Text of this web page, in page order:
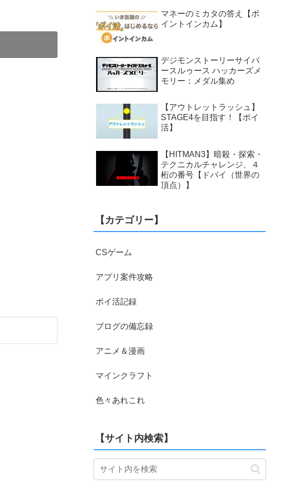
マネーのミカタの答え【ポ
イントインカム】
デジモンストーリーサイバ
ースルゥース ハッカーズメ
モリー：メダル集め
【アウトレットラッシュ】
STAGE4を目指す！【ポイ
活】
【HITMAN3】暗殺・探索・
テクニカルチャレンジ、４
桁の番号【ドバイ（世界の
頂点）】
【カテゴリー】
CSゲーム
アプリ案件攻略
ポイ活記録
ブログの備忘録
アニメ＆漫画
マインクラフト
色々あれこれ
【サイト内検索】